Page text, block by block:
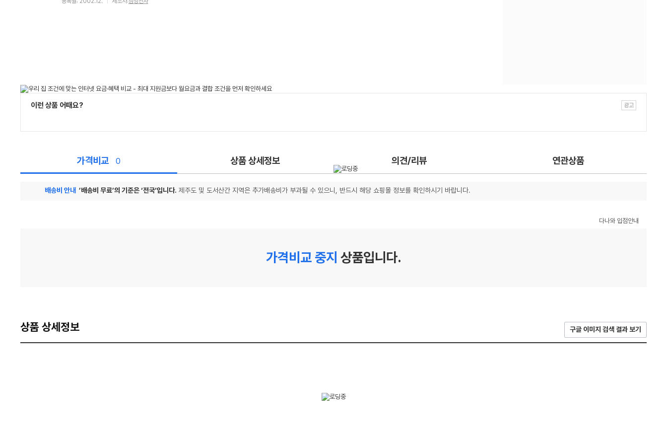
이런 상품 어때요?
가격비교 0 상품 상세정보 의견/리뷰 연관상품
배송비 안내 ’배송비 무료’의 기준은 ‘전국’입니다. 제주도 및 도서산간 지역은 추가배송비가 부과될 수 있으니, 반드시 해당 쇼핑몰 정보를 확인하시기 바랍니다.
다나와 입점안내
가격비교 중지 상품입니다.
상품 상세정보 구글 이미지 검색 결과 보기